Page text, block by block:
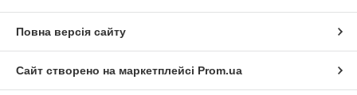
Повна версія сайту
Сайт створено на маркетплейсі Prom.ua